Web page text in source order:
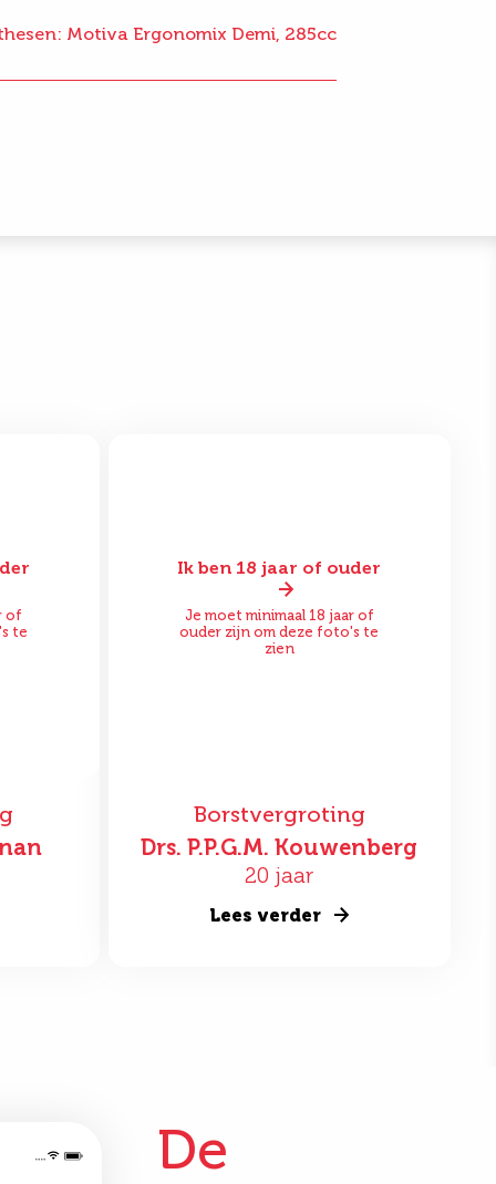
Motiva Ergonomix Demi, 285cc
of
te
Na
Ik ben 18 jaar of ouder
Je moet minimaal 18 jaar of
ouder zijn om deze foto's te
zien
Voor Na
Borstvergroting
Drs. P.P.G.M. Kouwenberg
20 jaar
Lees verder
De